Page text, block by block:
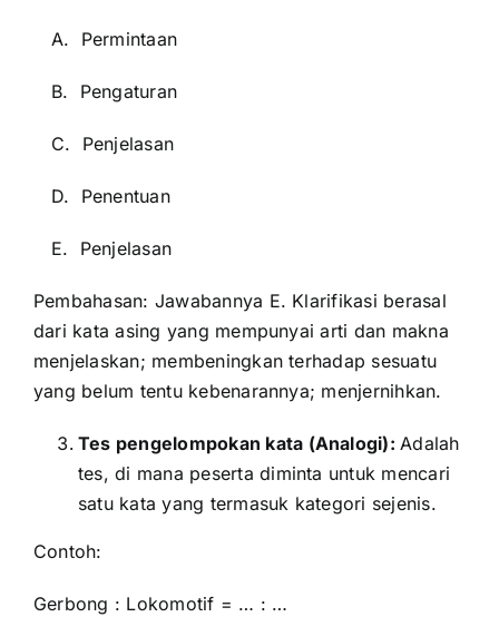
A. Permintaan
B. Pengaturan
C. Penjelasan
D. Penentuan
E. Penjelasan
Pembahasan: Jawabannya E. Klarifikasi berasal
dari kata asing yang mempunyai arti dan makna
menjelaskan; membeningkan terhadap sesuatu
yang belum tentu kebenarannya; menjernihkan.
Tes pengelompokan kata (Analogi):Adalah
tes, di mana peserta diminta untuk mencari
satu kata yang termasuk kategori sejenis.
Contoh:
Gerbong : Lokomotif = … : …